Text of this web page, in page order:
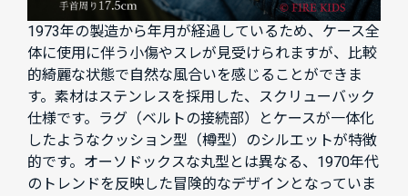
1973年の製造から年月が経過しているため、ケース全
体に使用に伴う小傷やスレが見受けられますが、比較
的綺麗な状態で自然な風合いを感じることができま
す。素材はステンレスを採用した、スクリューバック
仕様です。ラグ（ベルトの接続部）とケースが一体化
したようなクッション型（樽型）のシルエットが特徴
的です。オーソドックスな丸型とは異なる、1970年代
のトレンドを反映した冒険的なデザインとなっていま